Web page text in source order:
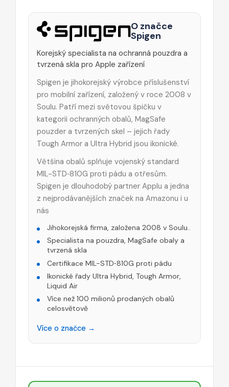
O značce
Spigen
Korejský specialista na ochranná pouzdra a
tvrzená skla pro Apple zařízení
Spigen je jihokorejský výrobce příslušenství
pro mobilní zařízení, založený v roce 2008 v
Soulu. Patří mezi světovou špičku v
kategorii ochranných obalů, MagSafe
pouzder a tvrzených skel – jejich řady
Tough Armor a Ultra Hybrid jsou ikonické.
Většina obalů splňuje vojenský standard
MIL-STD‑810G proti pádu a otřesům.
Spigen je dlouhodobý partner Applu a jedna
z nejprodávanějších značek na Amazonu i u
nás
Jihokorejská firma, založena 2008 v Soulu..
Specialista na pouzdra, MagSafe obaly a
tvrzená skla
Certifikace MIL-STD‑810G proti pádu
Ikonické řady Ultra Hybrid, Tough Armor,
Liquid Air
Více než 100 milionů prodaných obalů
celosvětově
Více o značce →